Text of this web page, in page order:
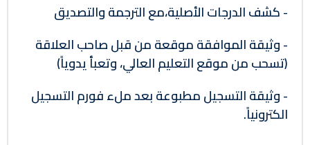
- كشف الدرجات الأصلية،مع الترجمة والتصديق
- وثيقة الموافقة موقعة من قبل صاحب العلاقة
(تسحب من موقع التعليم العالي، وتعبأ يدوياً)
- وثيقة التسجيل مطبوعة بعد ملء فورم التسجيل
الكترونياً.